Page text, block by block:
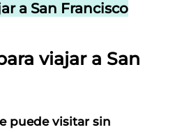
a San Francisco
viajar a San
puede visitar sin